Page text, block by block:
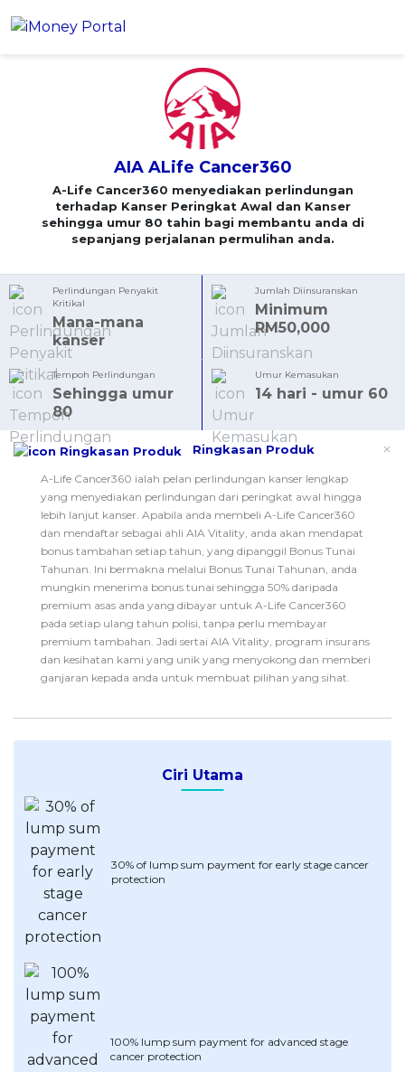
PINJAMAN PERIBADI
Semua Pinjaman Peribadi
Cadangkan Saya Pinjaman Peribadi
Penasihat Kewangan iMoney
PEMBIAYAAN PERNIAGAAN
Pinjaman Perniagaan
PINJAMAN PERIBADI PALING POPULAR
Alliance Bank Pinjaman Peribadi CashFirst
RHB Pembiayaan Peribadi
Al Rajhi Bank Personal Financing-i
Pinjaman Kereta
PINJAMAN PERUMAHAN
Semua Pinjaman Perumahan
Pinjaman Pembiayaan Semula Perumahan
Pinjaman Perumahan Islamik
iMoney 14th Anniversary Campaign
Kad Kredit
CARI KAD KREDIT
Semua Kad Kredit
Cadangkan Saya Kad Kredit
10 Kad Kredit Teratas
Kad Debit
KATEGORI KAD KREDIT TERBAIK
Semua Kategori
Kad Kredit Pulangan Tunai Terbaik
Kad Kredit Mata Ganjaran Terbaik
Kad Kredit Petrol Terbaik
Kad Kredit Beli-Belah Terbaik
Kad Kredit Perjalanan Terbaik
Kad Kredit Makan Terbaik
Kad Kredit Islamik
Kad Kredit Premium
BANK PALING POPULAR
SPECIAL PROMO
Promo OCBC - Hadiah Pilihan Anda
Insurans
KESIHATAN & KESEJAHTERAAN
Insurans Perubatan
Insurans Nyawa
Insurans Penyakit Kritikal
Insurans Kemalangan Peribadi
KENDERAAN & PERJALANAN
Insurans Kereta
Insurance Perjalanan
SPECIAL PROMO
Promo Webull
Simpanan & Pelaburan
SIMPANAN
Semua Simpanan Tetap
Simpanan Tetap Islamik
Akaun Simpanan
PELABURAN
Pelaburan Online
Amanah Saham
Pelaburan Emas
SPECIAL PROMO
Promo Webull - Get RM200 in NVIDIA Shares
Aplikasi
KALKULATOR
Kalkulator Cukai Pendapatan 2026
Kalkulator Zakat
NEW Personal Loan Calculator
NEW Islamic Personal Financing Calculator
NEW Kalkulator Pinjaman Perumahan
Home Loan Refinance Calculator
Debt Consolidation Calculator
Car Loan Calculator
Kalkulator Persaraan
Artikel
BAHASA MELAYU
All Articles
Latest Articles
Personal Loan
Cards
Investment
Money Management
Properties
Autos
MALAY
Artikel Terkini
Pinjaman Peribadi
Kad
Insurans
Pelaburan
Pengurusan Kewangan
Pinjaman Perumahan
Pinjaman Kereta
Gaya Hidup
Semakan Kredit Percuma
My Account
AIA ALife Cancer360
AIA ALife Cancer360
A-Life Cancer360 menyediakan perlindungan
terhadap Kanser Peringkat Awal dan Kanser
sehingga umur 80 tahin bagi membantu anda di
sepanjang perjalanan permulihan anda.
Perlindungan Penyakit
Kritikal
Mana-mana
kanser
Jumlah Diinsuranskan
Minimum
RM50,000
Tempoh Perlindungan
Sehingga umur
80
Umur Kemasukan
14 hari - umur 60
Ringkasan Produk
A-Life Cancer360 ialah pelan perlindungan kanser lengkap
yang menyediakan perlindungan dari peringkat awal hingga
lebih lanjut kanser. Apabila anda membeli A-Life Cancer360
dan mendaftar sebagai ahli AIA Vitality, anda akan mendapat
bonus tambahan setiap tahun, yang dipanggil Bonus Tunai
Tahunan. Ini bermakna melalui Bonus Tunai Tahunan, anda
mungkin menerima bonus tunai sehingga 50% daripada
premium asas anda yang dibayar untuk A-Life Cancer360
pada setiap ulang tahun polisi, tanpa perlu membayar
premium tambahan. Jadi sertai AIA Vitality, program insurans
dan kesihatan kami yang unik yang menyokong dan memberi
ganjaran kepada anda untuk membuat pilihan yang sihat.
Ciri Utama
30% of lump sum payment for early stage cancer
protection
100% lump sum payment for advanced stage
cancer protection